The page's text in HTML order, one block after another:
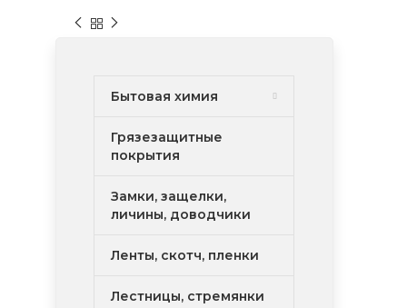
Бытовая химия
Грязезащитные
покрытия
Замки, защелки,
личины, доводчики
Ленты, скотч, пленки
Лестницы, стремянки